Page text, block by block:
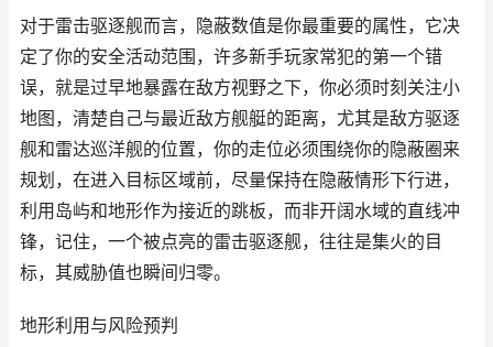
对于雷击驱逐舰而言，隐蔽数值是你最重要的属性，它决
定了你的安全活动范围，许多新手玩家常犯的第一个错
误，就是过早地暴露在敌方视野之下，你必须时刻关注小
地图，清楚自己与最近敌方舰艇的距离，尤其是敌方驱逐
舰和雷达巡洋舰的位置，你的走位必须围绕你的隐蔽圈来
规划，在进入目标区域前，尽量保持在隐蔽情形下行进，
利用岛屿和地形作为接近的跳板，而非开阔水域的直线冲
锋，记住，一个被点亮的雷击驱逐舰，往往是集火的目
标，其威胁值也瞬间归零。
地形利用与风险预判